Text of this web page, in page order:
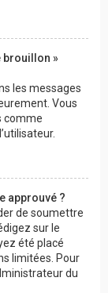
brouillon »
les messages
Vous
comme
approuvé ?
de soumettre
sur le
été placé
limitées. Pour
du